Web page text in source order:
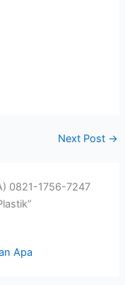
Next Post →
0821-1756-7247
Apa